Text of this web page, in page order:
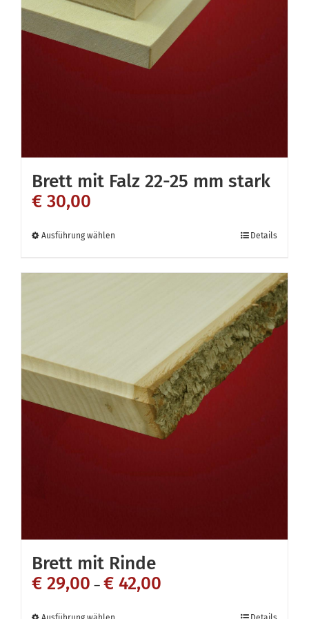
Brett mit Falz 22-25 mm stark
€ 30,00
Ausführung wählen
Optionen
können
auf
Details
Brett mit Rinde
€ 29,00 – € 42,00